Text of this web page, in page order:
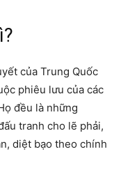
của Trung Quốc
phiêu lưu của các
đều là những
tranh cho lẽ phải,
diệt bạo theo chính